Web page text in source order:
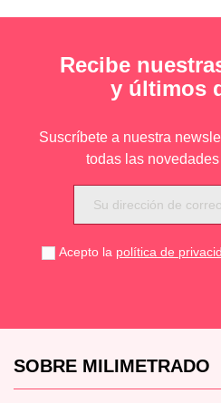
Recibe
y últimos
Suscríbete a nuestra
todas las
Acepto la política de
SOBRE MILIMETRADO